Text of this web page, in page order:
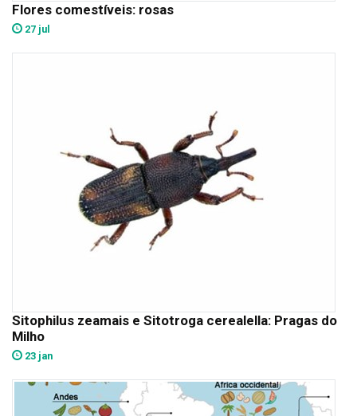
Flores comestíveis: rosas
27 jul
Sitophilus zeamais e Sitotroga cerealella: Pragas do
Milho
23 jan